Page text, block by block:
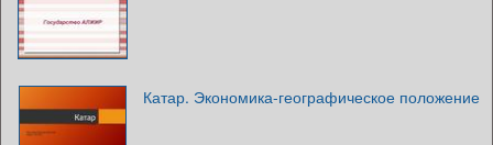
Катар. Экономика-географическое положение